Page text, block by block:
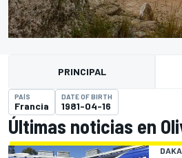
PRINCIPAL
PAÍS
Francia
DATE OF BIRTH
1981-04-16
Últimas noticias en